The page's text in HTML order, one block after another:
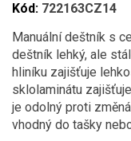
Kód: 722163CZ14
Manuální deštník s
deštník lehký, ale
hliníku zajišťuje
sklolaminátu
je odolný proti
vhodný do tašky